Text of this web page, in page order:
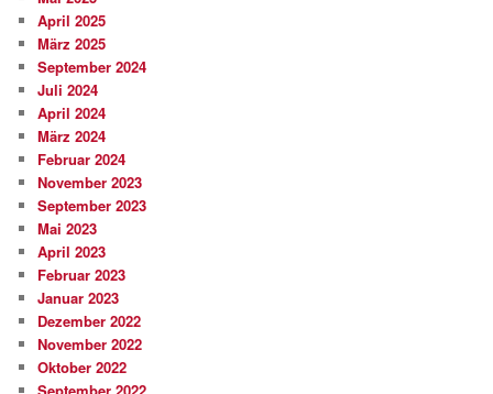
April 2025
März 2025
September 2024
Juli 2024
April 2024
März 2024
Februar 2024
November 2023
September 2023
Mai 2023
April 2023
Februar 2023
Januar 2023
Dezember 2022
November 2022
Oktober 2022